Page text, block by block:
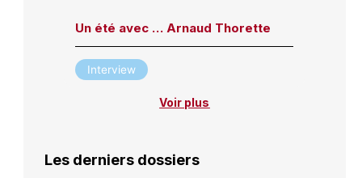
Un été avec … Arnaud Thorette
Interview
Voir plus
Les derniers dossiers